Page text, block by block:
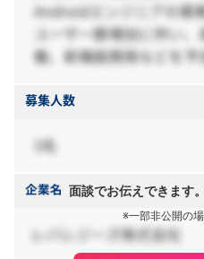
面談でお伝えできます
※一部非公開の